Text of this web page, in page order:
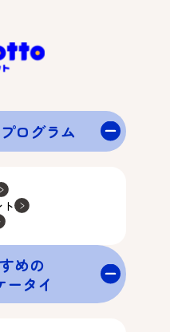
ログラム
めの
ータイ